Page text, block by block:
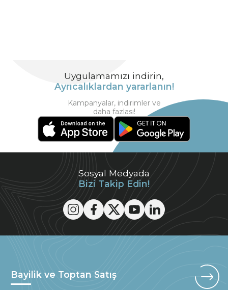
Sosyal Medyada
Bizi Takip Edin!
Uygulamamızı indirin,
Ayrıcalıklardan yararlanın!
Kampanyalar, indirimler ve
daha fazlası!
Bayilik ve Toptan Satış